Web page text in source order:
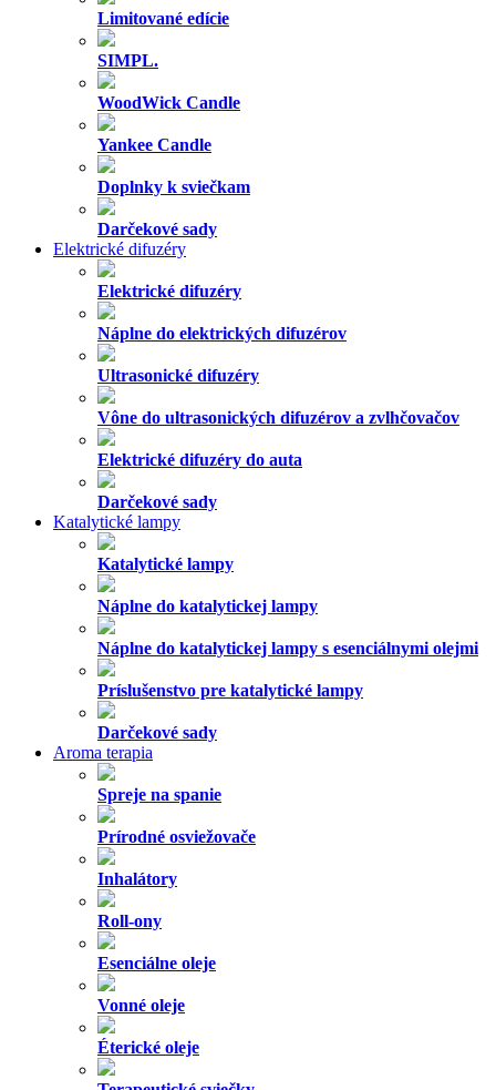
Katalytické lampy
Náplne do katalytickej lampy
Náplne do katalytickej lampy s esenciálnymi olejmi
Príslušenstvo pre katalytické lampy
Darčekové sady
Aroma terapia
Spreje na spanie
Prírodné osviežovače
Inhalátory
Roll-ony
Esenciálne oleje
Vonné oleje
Éterické oleje
Terapeutické sviečky
Esenciálne oleje pre deti
Difuzéry na oleje
Aróma lampy
Vosk do aróma lampy